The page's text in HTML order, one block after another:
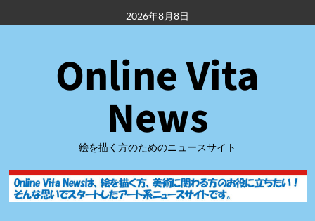
容
2026年8月8日
Online Vita
News
絵を描く方のためのニュースサイト